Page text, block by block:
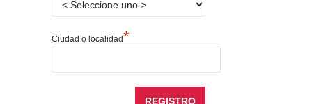
Ciudad o localidad*